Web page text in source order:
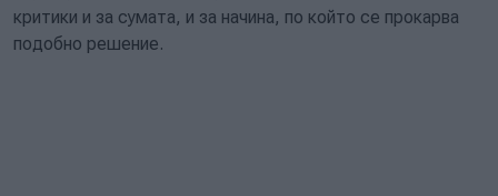
критики и за сумата, и за начина, по който се прокарва
подобно решение.